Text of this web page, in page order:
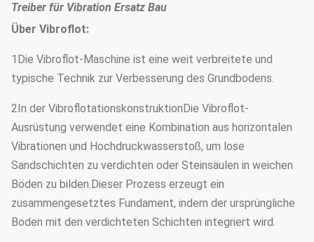
Treiber für Vibration Ersatz Bau
Über Vibroflot:
1Die Vibroflot-Maschine ist eine weit verbreitete und
typische Technik zur Verbesserung des Grundbodens.
2In der VibroflotationskonstruktionDie Vibroflot-
Ausrüstung verwendet eine Kombination aus horizontalen
Vibrationen und Hochdruckwasserstoß, um lose
Sandschichten zu verdichten oder Steinsäulen in weichen
Böden zu bilden.Dieser Prozess erzeugt ein
zusammengesetztes Fundament, indem der ursprüngliche
Boden mit den verdichteten Schichten integriert wird.